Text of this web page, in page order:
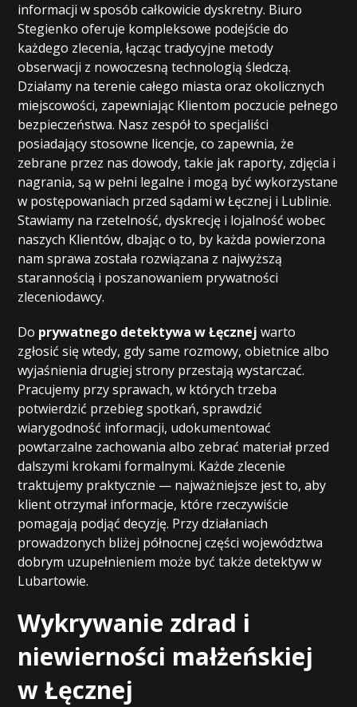
informacji w sposób całkowicie dyskretny. Biuro
Stegienko oferuje kompleksowe podejście do
każdego zlecenia, łącząc tradycyjne metody
obserwacji z nowoczesną technologią śledczą.
Działamy na terenie całego miasta oraz okolicznych
miejscowości, zapewniając Klientom poczucie pełnego
bezpieczeństwa. Nasz zespół to specjaliści
posiadający stosowne licencje, co zapewnia, że
zebrane przez nas dowody, takie jak raporty, zdjęcia i
nagrania, są w pełni legalne i mogą być wykorzystane
w postępowaniach przed sądami w Łęcznej i Lublinie.
Stawiamy na rzetelność, dyskrecję i lojalność wobec
naszych Klientów, dbając o to, by każda powierzona
nam sprawa została rozwiązana z najwyższą
starannością i poszanowaniem prywatności
zleceniodawcy.
Do prywatnego detektywa w Łęcznej warto
zgłosić się wtedy, gdy same rozmowy, obietnice albo
wyjaśnienia drugiej strony przestają wystarczać.
Pracujemy przy sprawach, w których trzeba
potwierdzić przebieg spotkań, sprawdzić
wiarygodność informacji, udokumentować
powtarzalne zachowania albo zebrać materiał przed
dalszymi krokami formalnymi. Każde zlecenie
traktujemy praktycznie — najważniejsze jest to, aby
klient otrzymał informacje, które rzeczywiście
pomagają podjąć decyzję. Przy działaniach
prowadzonych bliżej północnej części województwa
dobrym uzupełnieniem może być takżedetektyw w
Lubartowie.
Wykrywanie zdrad i
niewierności małżeńskiej
w Łęcznej